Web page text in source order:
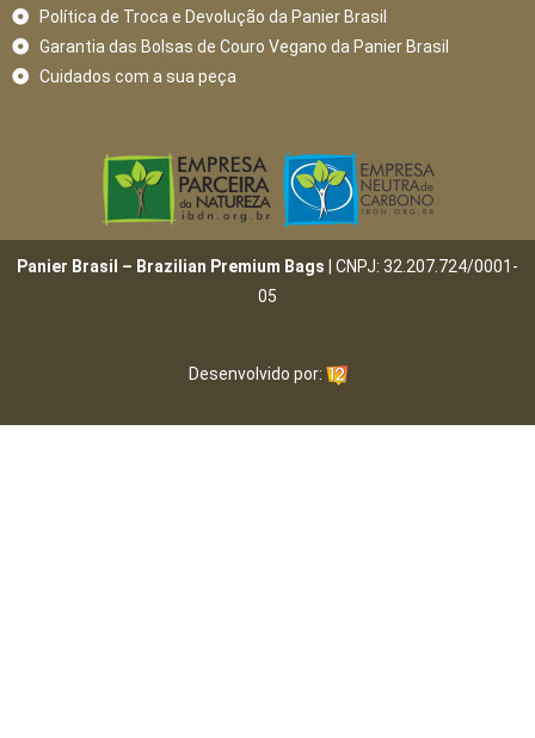
Política de Troca e Devolução da Panier Brasil
Garantia das Bolsas de Couro Vegano da Panier Brasil
Cuidados com a sua peça
Panier Brasil – Brazilian Premium Bags | CNPJ: 32.207.724/0001-
05
Desenvolvido por: